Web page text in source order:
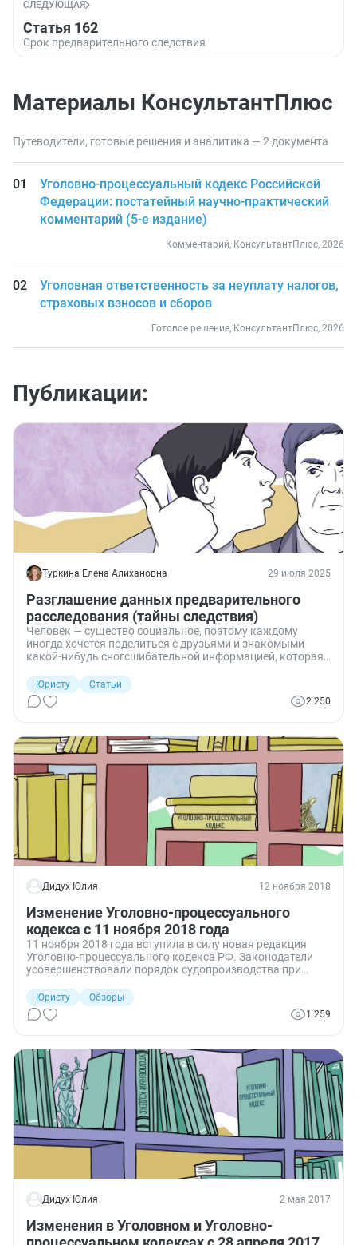
СЛЕДУЮЩАЯ
Статья 162
Срок предварительного следствия
Материалы КонсультантПлюс
Путеводители, готовые решения и аналитика — 2 документа
Уголовно-процессуальный кодекс Российской
Федерации: постатейный научно-практический
комментарий (5-е издание)
Комментарий, КонсультантПлюс, 2026
Уголовная ответственность за неуплату налогов,
страховых взносов и сборов
Готовое решение, КонсультантПлюс, 2026
Публикации:
Туркина Елена Алихановна 29 июля 2025
Разглашение данных предварительного
расследования (тайны следствия)
Человек — существо социальное, поэтому каждому
иногда хочется поделиться с друзьями и знакомыми
какой-нибудь сногсшибательной информацией, которая
вы оказались причастны к расследованию преступления
(например, были приглашены в качестве понятого)?
Можно ли поделиться с близкими подробностями,
Юристу
Статьи
2 250
Дидух Юлия 12 ноября 2018
Изменение Уголовно-процессуального
кодекса с 11 ноября 2018 года
11 ноября 2018 года вступила в силу новая редакция
Уголовно-процессуального кодекса РФ. Законодатели
усовершенствовали порядок судопроизводства при
досудебного соглашения о сотрудничестве.
Юристу
Обзоры
1 259
Дидух Юлия 2 мая 2017
Изменения в Уголовном и Уголовно-